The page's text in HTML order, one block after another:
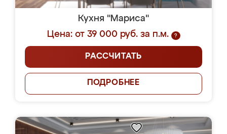
Кухня "Мариса"
Цена: от 39 000 руб. за п.м.
?
РАССЧИТАТЬ
ПОДРОБНЕЕ